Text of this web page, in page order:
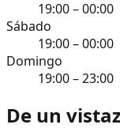
19:00 – 00:00
Sábado
19:00 – 00:00
Domingo
19:00 – 23:00
De un